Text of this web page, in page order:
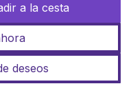
a la cesta
deseos